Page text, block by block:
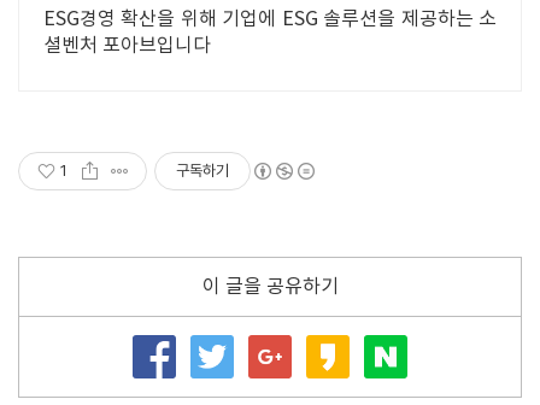
ESG경영 확산을 위해 기업에 ESG 솔루션을 제공하는 소
셜벤처 포아브입니다
1 구독하기
이 글을 공유하기